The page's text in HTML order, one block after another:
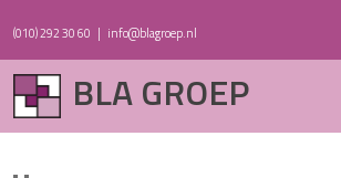
(010) 292 30 60 | info@blagroep.nl
BLA GROEP